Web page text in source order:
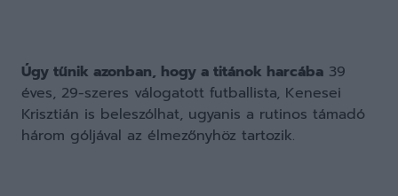
Úgy tűnik azonban, hogy a titánok harcába 39
éves, 29-szeres válogatott futballista, Kenesei
Krisztián is beleszólhat, ugyanis a rutinos támadó
három góljával az élmezőnyhöz tartozik.